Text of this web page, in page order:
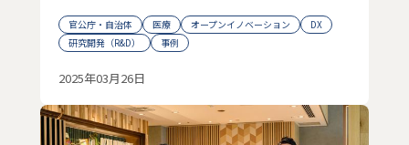
官公庁・自治体 医療 オープンイノベーション
DX
研究開発（R&D）
事例
2025年03月26日